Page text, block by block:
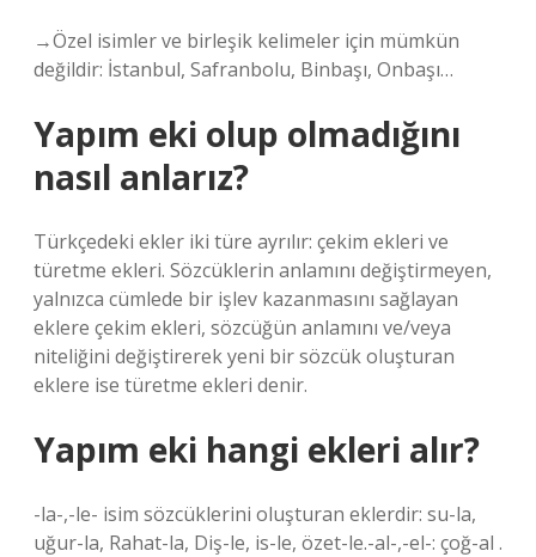
→Özel isimler ve birleşik kelimeler için mümkün
değildir: İstanbul, Safranbolu, Binbaşı, Onbaşı…
Yapım eki olup olmadığını
nasıl anlarız?
Türkçedeki ekler iki türe ayrılır: çekim ekleri ve
türetme ekleri. Sözcüklerin anlamını değiştirmeyen,
yalnızca cümlede bir işlev kazanmasını sağlayan
eklere çekim ekleri, sözcüğün anlamını ve/veya
niteliğini değiştirerek yeni bir sözcük oluşturan
eklere ise türetme ekleri denir.
Yapım eki hangi ekleri alır?
-la-,-le- isim sözcüklerini oluşturan eklerdir: su-la,
uğur-la, Rahat-la, Diş-le, is-le, özet-le.-al-,-el-: çoğ-al .